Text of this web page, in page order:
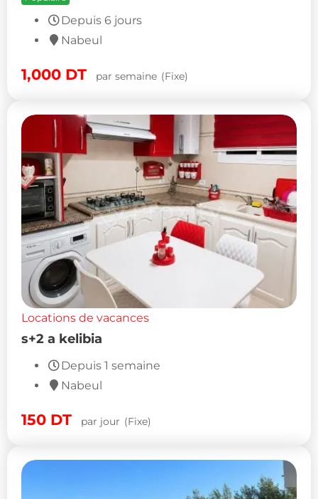
Depuis 6 jours
Nabeul
1,000 DT par semaine (Fixe)
Locations de vacances
s+2 a kelibia
Depuis 1 semaine
Nabeul
150 DT par jour (Fixe)